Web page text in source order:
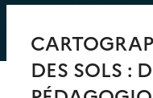
DES SOLS :